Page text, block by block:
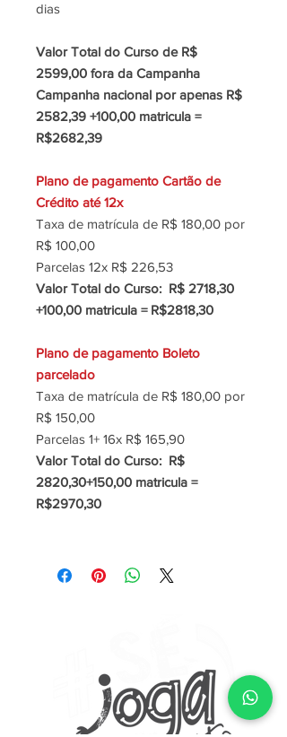
dias
Valor Total do Curso de R$
2599,00 fora da Campanha
Campanha nacional por apenas R$
2582,39 +100,00 matricula =
R$2682,39
Plano de pagamento Cartão de
Crédito até 12x
Taxa de matrícula de R$ 180,00 por
R$ 100,00
Parcelas 12x R$ 226,53
Valor Total do Curso: R$ 2718,30
+100,00 matricula = R$2818,30
Plano de pagamento Boleto
parcelado
Taxa de matrícula de R$ 180,00 por
R$ 150,00
Parcelas 1+ 16x R$ 165,90
Valor Total do Curso: R$
2820,30+150,00 matricula =
R$2970,30